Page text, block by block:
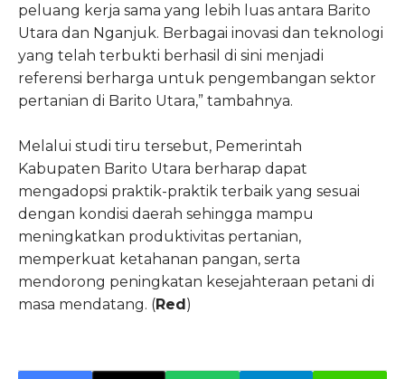
peluang kerja sama yang lebih luas antara Barito
Utara dan Nganjuk. Berbagai inovasi dan teknologi
yang telah terbukti berhasil di sini menjadi
referensi berharga untuk pengembangan sektor
pertanian di Barito Utara,” tambahnya.
Melalui studi tiru tersebut, Pemerintah
Kabupaten Barito Utara berharap dapat
mengadopsi praktik-praktik terbaik yang sesuai
dengan kondisi daerah sehingga mampu
meningkatkan produktivitas pertanian,
memperkuat ketahanan pangan, serta
mendorong peningkatan kesejahteraan petani di
masa mendatang. (Red)